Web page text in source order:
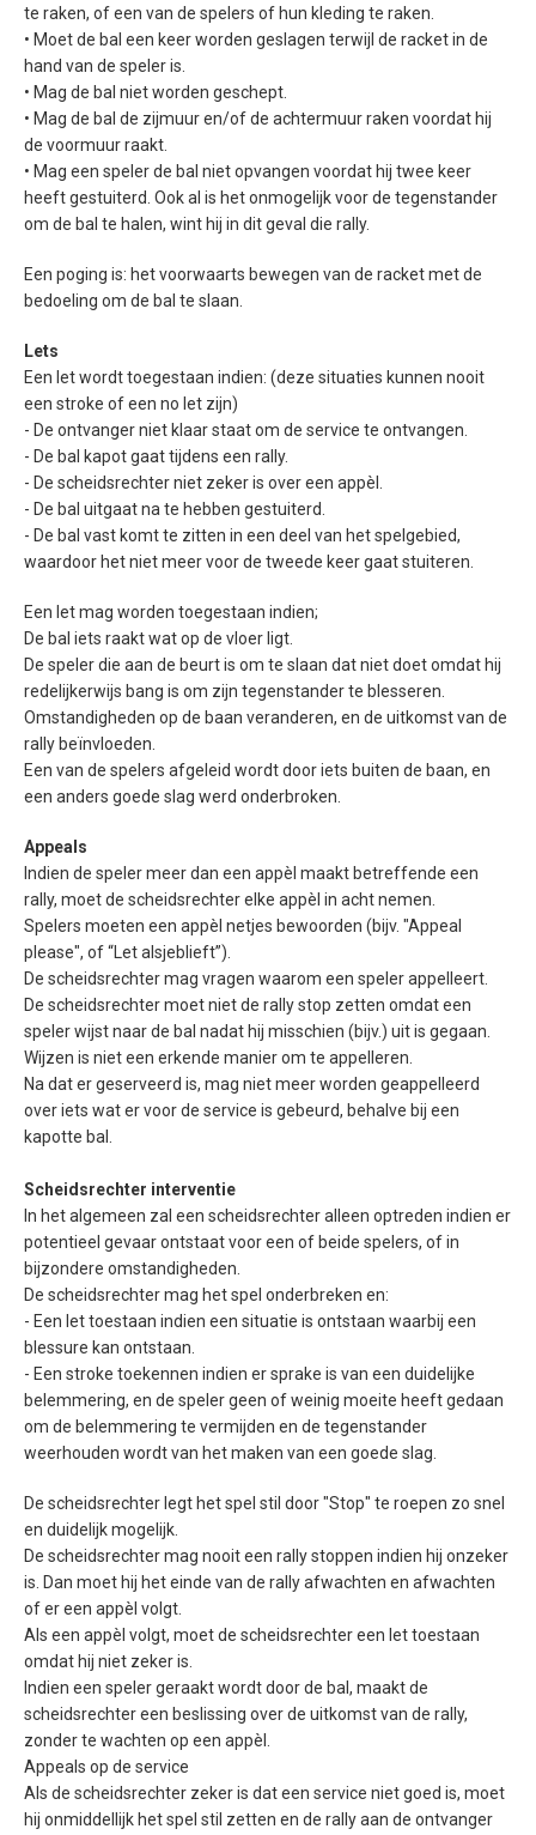
te raken, of een van de spelers of hun kleding te raken.
• Moet de bal een keer worden geslagen terwijl de racket in de
hand van de speler is.
• Mag de bal niet worden geschept.
• Mag de bal de zijmuur en/of de achtermuur raken voordat hij
de voormuur raakt.
• Mag een speler de bal niet opvangen voordat hij twee keer
heeft gestuiterd. Ook al is het onmogelijk voor de tegenstander
om de bal te halen, wint hij in dit geval die rally.
Een poging is: het voorwaarts bewegen van de racket met de
bedoeling om de bal te slaan.
Lets
Een let wordt toegestaan indien: (deze situaties kunnen nooit
een stroke of een no let zijn)
- De ontvanger niet klaar staat om de service te ontvangen.
- De bal kapot gaat tijdens een rally.
- De scheidsrechter niet zeker is over een appèl.
- De bal uitgaat na te hebben gestuiterd.
- De bal vast komt te zitten in een deel van het spelgebied,
waardoor het niet meer voor de tweede keer gaat stuiteren.
Een let mag worden toegestaan indien;
De bal iets raakt wat op de vloer ligt.
De speler die aan de beurt is om te slaan dat niet doet omdat hij
redelijkerwijs bang is om zijn tegenstander te blesseren.
Omstandigheden op de baan veranderen, en de uitkomst van de
rally beïnvloeden.
Een van de spelers afgeleid wordt door iets buiten de baan, en
een anders goede slag werd onderbroken.
Appeals
Indien de speler meer dan een appèl maakt betreffende een
rally, moet de scheidsrechter elke appèl in acht nemen.
Spelers moeten een appèl netjes bewoorden (bijv. "Appeal
please", of “Let alsjeblieft”).
De scheidsrechter mag vragen waarom een speler appelleert.
De scheidsrechter moet niet de rally stop zetten omdat een
speler wijst naar de bal nadat hij misschien (bijv.) uit is gegaan.
Wijzen is niet een erkende manier om te appelleren.
Na dat er geserveerd is, mag niet meer worden geappelleerd
over iets wat er voor de service is gebeurd, behalve bij een
kapotte bal.
Scheidsrechter interventie
In het algemeen zal een scheidsrechter alleen optreden indien er
potentieel gevaar ontstaat voor een of beide spelers, of in
bijzondere omstandigheden.
De scheidsrechter mag het spel onderbreken en:
- Een let toestaan indien een situatie is ontstaan waarbij een
blessure kan ontstaan.
- Een stroke toekennen indien er sprake is van een duidelijke
belemmering, en de speler geen of weinig moeite heeft gedaan
om de belemmering te vermijden en de tegenstander
weerhouden wordt van het maken van een goede slag.
De scheidsrechter legt het spel stil door "Stop" te roepen zo snel
en duidelijk mogelijk.
De scheidsrechter mag nooit een rally stoppen indien hij onzeker
is. Dan moet hij het einde van de rally afwachten en afwachten
of er een appèl volgt.
Als een appèl volgt, moet de scheidsrechter een let toestaan
omdat hij niet zeker is.
Indien een speler geraakt wordt door de bal, maakt de
scheidsrechter een beslissing over de uitkomst van de rally,
zonder te wachten op een appèl.
Appeals op de service
Als de scheidsrechter zeker is dat een service niet goed is, moet
hij onmiddellijk het spel stil zetten en de rally aan de ontvanger